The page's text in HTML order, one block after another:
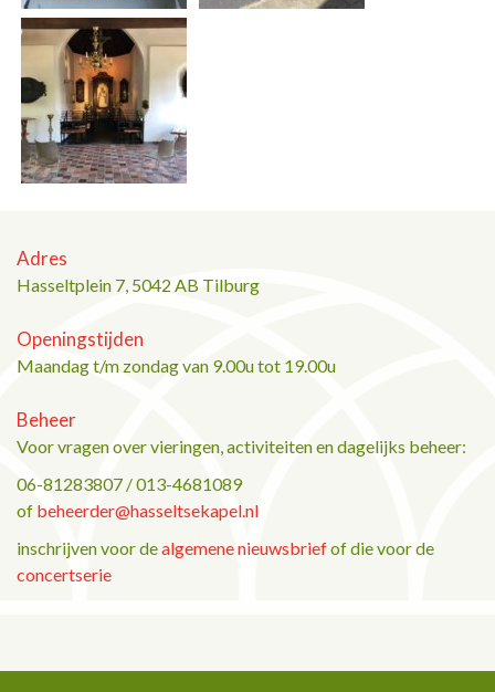
Adres
Hasseltplein 7, 5042 AB Tilburg
Openingstijden
Maandag t/m zondag van 9.00u tot 19.00u
Beheer
Voor vragen over vieringen, activiteiten en dagelijks beheer:
06-81283807 / 013-4681089
of beheerder@hasseltsekapel.nl
inschrijven voor dealgemene nieuwsbriefof die voor de
concertserie